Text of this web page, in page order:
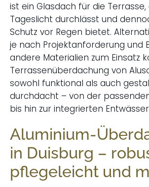
ist ein Glasdach für die Terrasse,
Tageslicht durchlässt und
Schutz vor Regen bietet.
je nach Projektanforderung und
andere Materialien zum Einsatz
Terrassenüberdachung von
sowohl funktional als auch
durchdacht – von der
bis hin zur integrierten
Aluminium-
in Duisburg –
pflegeleicht und